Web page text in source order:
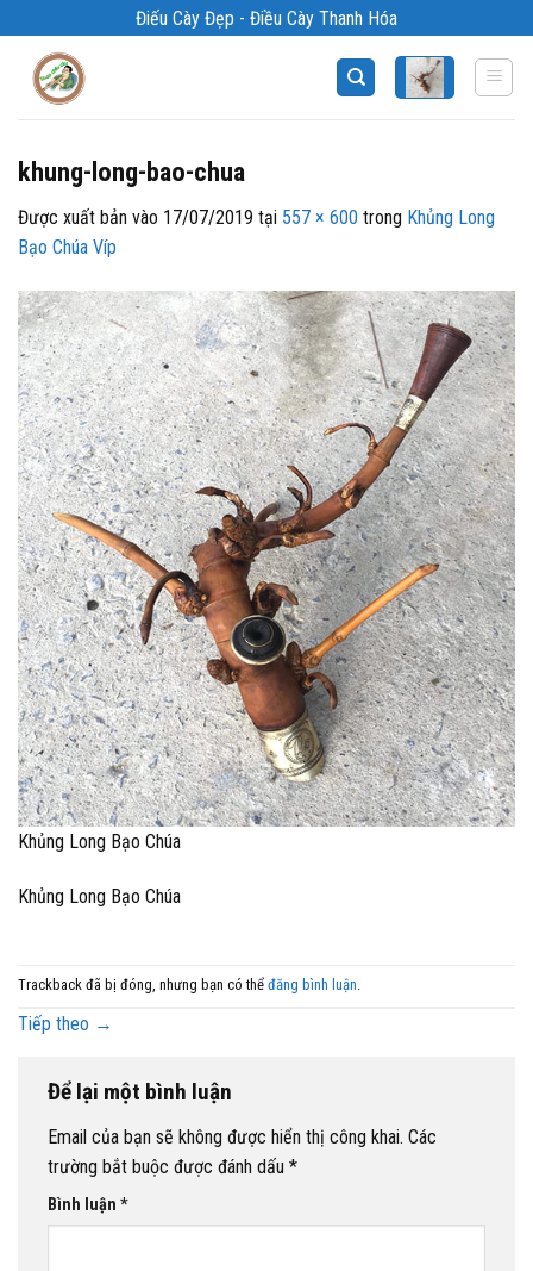
qua
Điếu Cày Đẹp - Điều Cày Thanh Hóa
khung-long-bao-chua
Được xuất bản vào 17/07/2019 tại 557 × 600 trong Khủng Long
Bạo Chúa Víp
Khủng Long Bạo Chúa
Khủng Long Bạo Chúa
Trackback đã bị đóng, nhưng bạn có thể đăng bình luận.
Tiếp theo →
Để lại một bình luận
Email của bạn sẽ không được hiển thị công khai. Các
trường bắt buộc được đánh dấu *
Bình luận *